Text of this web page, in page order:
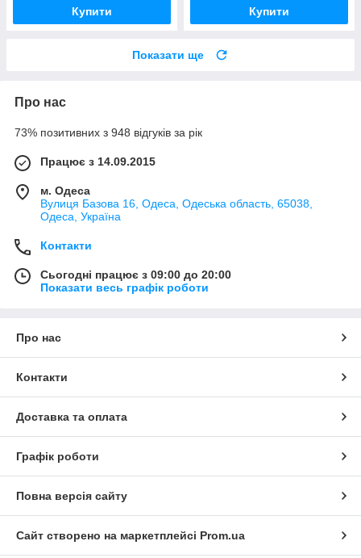
Купити Купити
Показати ще
Про нас
73% позитивних з 948 відгуків за рік
Працює з 14.09.2015
м. Одеса
Вулиця Базова 16, Одеса, Одеська область, 65038,
Одеса, Україна
Контакти
Сьогодні працює з 09:00 до 20:00
Показати весь графік роботи
Про нас
Контакти
Доставка та оплата
Графік роботи
Повна версія сайту
Сайт створено на маркетплейсі Prom.ua